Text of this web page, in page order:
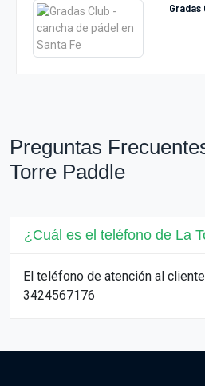
Gradas
Preguntas
Torre Paddle
¿Cuál es el teléfono de La
El teléfono de atención al
3424567176